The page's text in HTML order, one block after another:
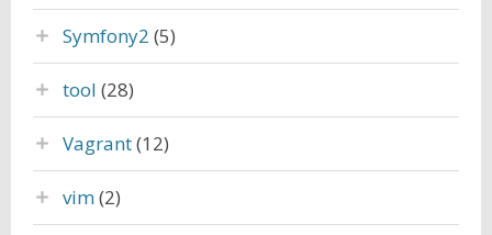
Symfony2 (5)
tool (28)
Vagrant(12)
vim(2)